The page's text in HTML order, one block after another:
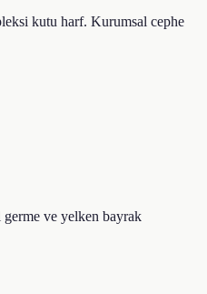
kutu harf. Kurumsal cephe
ve yelken bayrak